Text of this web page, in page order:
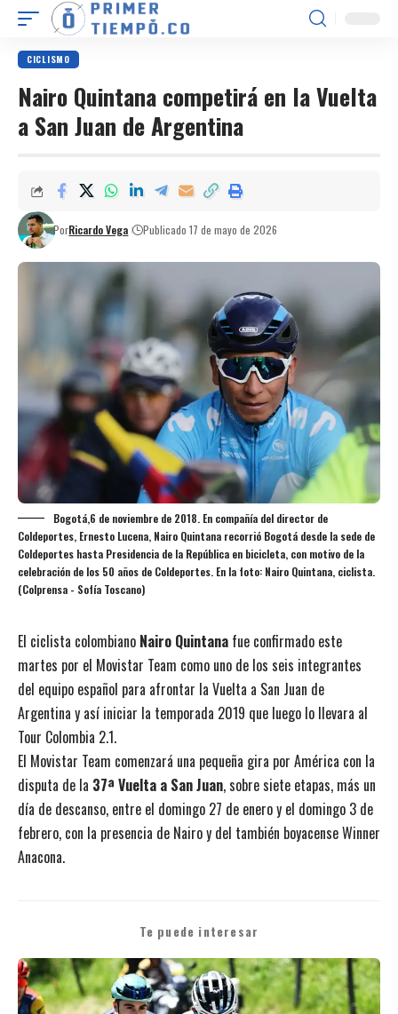
CICLISMO
Nairo Quintana competirá en la Vuelta
a San Juan de Argentina
PorRicardo Vega Publicado 17 de mayo de 2026
Bogotá,6 de noviembre de 2018. En compañía del director de
Coldeportes, Ernesto Lucena, Nairo Quintana recorrió Bogotá desde la sede de
Coldeportes hasta Presidencia de la República en bicicleta, con motivo de la
celebración de los 50 años de Coldeportes. En la foto: Nairo Quintana, ciclista.
(Colprensa - Sofía Toscano)
El ciclista colombiano Nairo Quintana fue confirmado este
martes por el Movistar Team como uno de los seis integrantes
del equipo español para afrontar la Vuelta a San Juan de
Argentina y así iniciar la temporada 2019 que luego lo llevara al
Tour Colombia 2.1.
El Movistar Team comenzará una pequeña gira por América con la
disputa de la 37ª Vuelta a San Juan, sobre siete etapas, más un
día de descanso, entre el domingo 27 de enero y el domingo 3 de
febrero, con la presencia de Nairo y del también boyacense Winner
Anacona.
Te puede interesar